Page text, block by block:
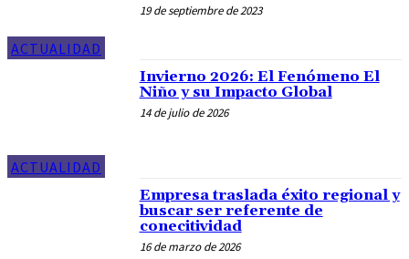
ACTUALIDAD
19 de septiembre de 2023
ACTUALIDAD
Invierno 2026: El Fenómeno El
Niño y su Impacto Global
14 de julio de 2026
Empresa traslada éxito regional y
buscar ser referente de
conecitividad
16 de marzo de 2026